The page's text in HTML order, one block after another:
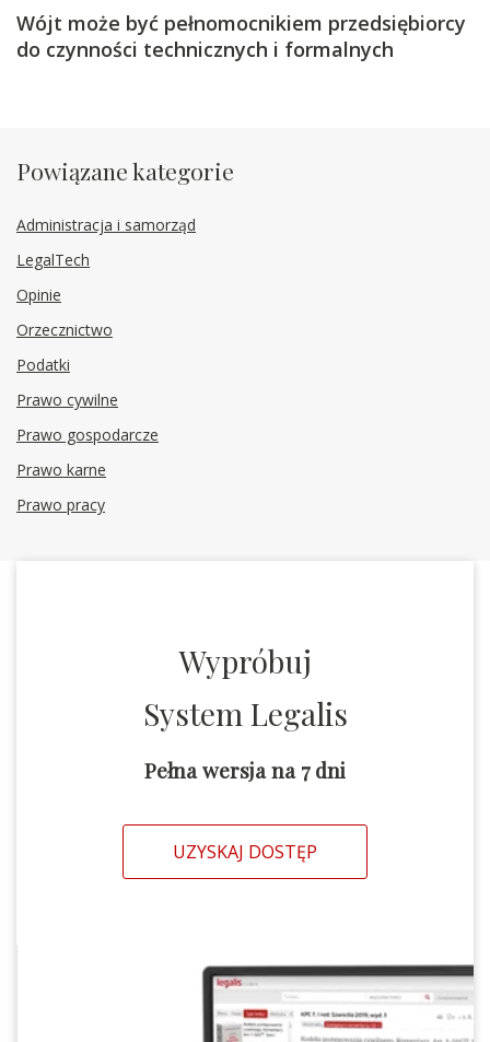
Wójt może być pełnomocnikiem przedsiębiorcy
do czynności technicznych i formalnych
Powiązane kategorie
Administracja i samorząd
LegalTech
Opinie
Orzecznictwo
Podatki
Prawo cywilne
Prawo gospodarcze
Prawo karne
Prawo pracy
Wypróbuj
System Legalis
Pełna wersja na 7 dni
UZYSKAJ DOSTĘP